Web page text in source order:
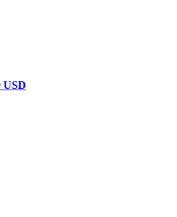
USD